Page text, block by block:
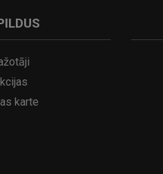
A
kumulatora LED galda lampa SERINA Mini Ø80×200 mm..
karte